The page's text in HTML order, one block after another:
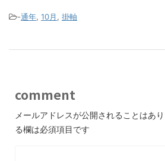
-通年, 10月 , 掛軸
comment
メールアドレスが公開されることはあり
る欄は必須項目です